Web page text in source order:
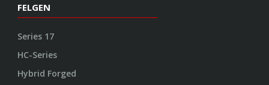
FELGEN
Series 17
HC-Series
Hybrid Forged